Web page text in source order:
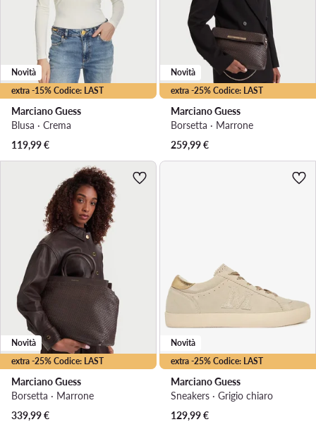
extra -15% Codice: LAST
Novità
Marciano Guess
Blusa · Crema
119,99€
extra -25% Codice: LAST
Novità
Marciano Guess
Borsetta · Marrone
259,99€
extra -25% Codice: LAST
Novità
Marciano Guess
Borsetta · Marrone
339,99€
extra -25% Codice: LAST
Novità
Marciano Guess
Sneakers · Grigio chiaro
129,99€